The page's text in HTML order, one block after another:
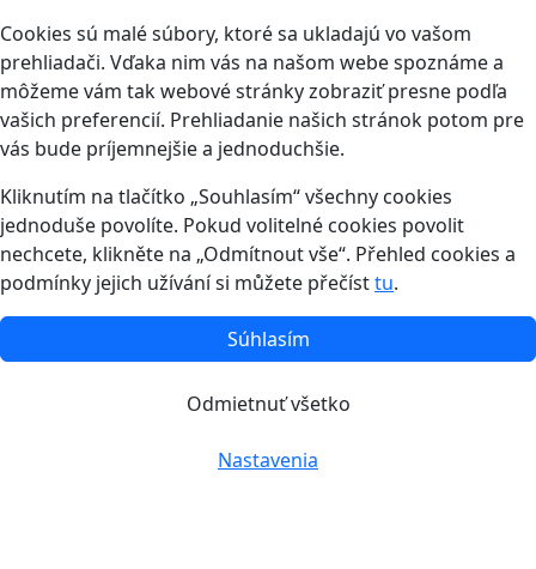
Cookies sú malé súbory, ktoré sa ukladajú vo vašom
prehliadači. Vďaka nim vás na našom webe spoznáme a
môžeme vám tak webové stránky zobraziť presne podľa
vašich preferencií. Prehliadanie našich stránok potom pre
vás bude príjemnejšie a jednoduchšie.
Kliknutím na tlačítko „Souhlasím“ všechny cookies
jednoduše povolíte. Pokud volitelné cookies povolit
nechcete, klikněte na „Odmítnout vše“. Přehled cookies a
podmínky jejich užívání si můžete přečísttu.
Súhlasím
Odmietnuť všetko
Nastavenia